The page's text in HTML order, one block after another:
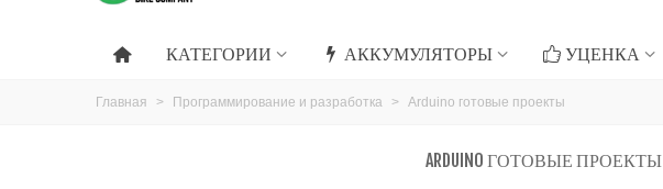
КАТЕГОРИИ АККУМУЛЯТОРЫ УЦЕНКА
Главная > Программирование и разработка > Arduino готовые проекты
ARDUINO ГОТОВЫЕ ПРОЕКТЫ